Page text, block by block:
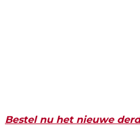
Bestel nu het nieuwe